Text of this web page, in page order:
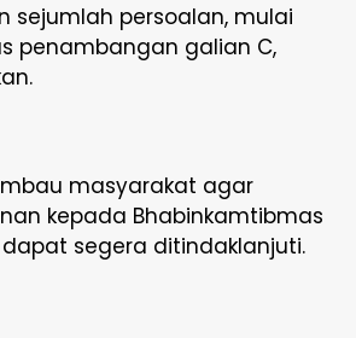
sejumlah persoalan, mulai
penambangan galian C,
masyarakat agar
kepada Bhabinkamtibmas
segera ditindaklanjuti.